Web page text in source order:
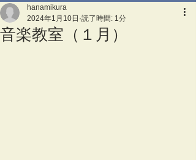
音楽教室（１月）
hanamikura
2024年1月10日 読了時間: 1分